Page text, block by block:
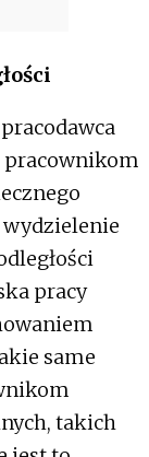
pracownikom
pracy
same
takich